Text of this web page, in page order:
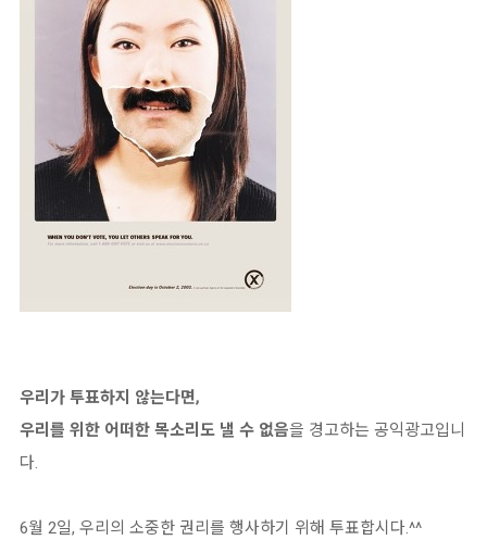
우리가 투표하지 않는다면,
우리를 위한 어떠한 목소리도 낼 수 없음을 경고하는 공익광고입니
다.
6월 2일, 우리의 소중한 권리를 행사하기 위해 투표합시다.^^